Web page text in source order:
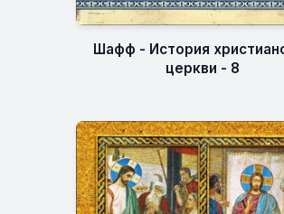
Шафф - История
церкви - 8